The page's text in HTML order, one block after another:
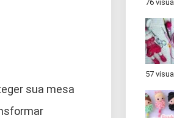
sua mesa
76
57